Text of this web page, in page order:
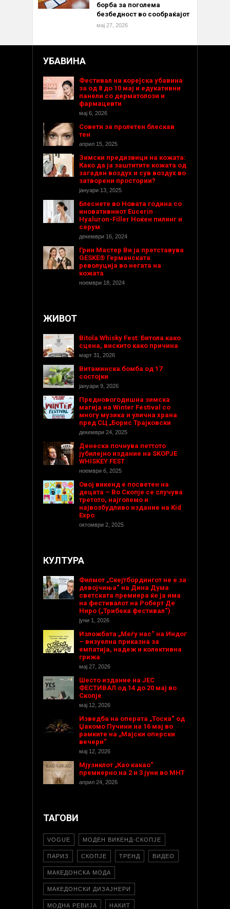
борба за поголема
безбедност во сообраќајот
мај 27, 2026
УБАВИНА
Фестивал на корејска убавина
за од 8 до 10 мај и едукативни
панели со дерматолози и
фармацевти
мај 6, 2026
Совети за пролетен блескав
тен
април 15, 2025
Зимски предизвици на кожата:
Како да ја заштитите кожата од
загаден воздух и сув воздух во
затворени простории?
јануари 13, 2025
Блеснете во Новата година со
иновативниот Eucerin
Hyaluron-Filler Ноќен пилинг и
серум
декември 16, 2024
Грин Мастер Ви ја претставува
GESKE® Германската
револуција во негата на
кожата
ноември 18, 2024
ЖИВОТ
Bitola Whisky Fest: Битола како
сцена, вискито како причина
март 31, 2026
Витаминска бомба од 17
состојки
јануари 9, 2026
Предновогодишнa зимска
магија на Winter Festival со
многу музика и улична храна
пред СЦ „Борис Трајковски
декември 24, 2025
Денеска почнува петтото
јубилејно издание на SKOPJE
WHISKEY FEST
ноември 6, 2025
Овој викенд е посветен на
децата – Во Скопје се случува
третото, најголемо и
највозбудливо издание на Kid
Expo
октомври 2, 2025
КУЛТУРА
Филмот „Скејтбордингот не е за
девојчиња“ на Дина Дума
светската премиера ќе ја има
на фестивалот на Роберт Де
Ниро („Трибека фестивал“)
јуни 1, 2026
Изложбата „Меѓу нас“ на Индог
– визуелна приказна за
емпатија, надеж и колективна
грижа
мај 27, 2026
Шесто издание на ЈЕС
ФЕСТИВАЛ од 14 до 20 мај во
Скопје
мај 12, 2026
Изведба на операта „Тоска“ од
Џакомо Пучини на 16 мај во
рамките на „Мајски оперски
вечери“
мај 12, 2026
Мјузиклот „Као какао“
премиерно на 2 и 3 јуни во МНТ
април 24, 2026
ТАГОВИ
VOGUE МОДЕН ВИКЕНД-СКОПЈЕ
ПАРИЗ СКОПЈЕ ТРЕНД ВИДЕО
МАКЕДОНСКА МОДА
МАКЕДОНСКИ ДИЗАЈНЕРИ
МОДНА РЕВИЈА НАКИТ